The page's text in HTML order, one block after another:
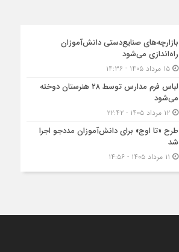
بازارچه‌های صنایع‌دستی دانش‌آموزان
راه‌اندازی می‌شود
۱۵ مرداد ۱۴۰۵ - ۱۴:۳۶
لباس فرم مدارس توسط ۲۸ هنرستان‌ دوخته
می‌شود
۱۲ مرداد ۱۴۰۵ - ۲۲:۴۲
طرح «تا اوج» برای دانش‌آموزان مددجو اجرا
شد